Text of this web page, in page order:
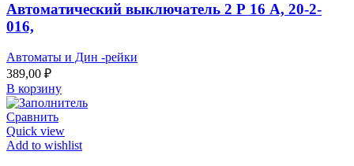
Автоматический выключатель 2 Р 16 А, 20-2-
016,
Автоматы и Дин -рейки
389,00 ₽
В корзину
Сравнить
Quick view
Add to wishlist